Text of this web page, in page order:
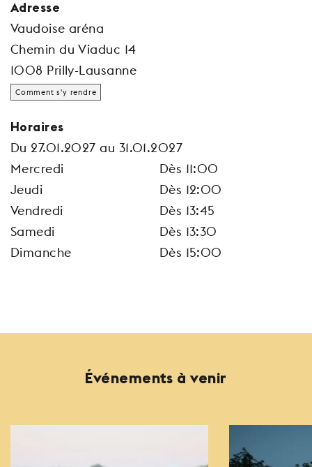
Adresse
Vaudoise aréna
Chemin du Viaduc 14
1008 Prilly-Lausanne
Comment s'y rendre
Horaires
Du 27.01.2027 au 31.01.2027
Mercredi
Dès 11:00
Jeudi
Dès 12:00
Vendredi
Dès 13:45
Samedi
Dès 13:30
Dimanche
Dès 15:00
Événements à venir